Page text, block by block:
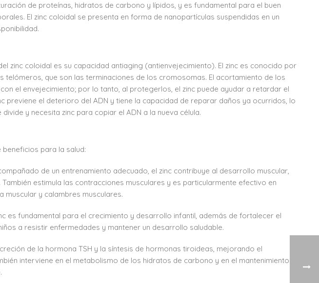
de proteínas, hidratos de carbono y lípidos, y es fundamental para el buen
El zinc coloidal se presenta en forma de nanopartículas suspendidas en un
zinc coloidal es su capacidad antiaging (antienvejecimiento). El zinc es conocido por
que son las terminaciones de los cromosomas. El acortamiento de los
el envejecimiento; por lo tanto, al protegerlos, el zinc puede ayudar a retardar el
previene el deterioro del ADN y tiene la capacidad de reparar daños ya ocurridos, lo
y necesita zinc para copiar el ADN a la nueva célula.
para la salud:
de un entrenamiento adecuado, el zinc contribuye al desarrollo muscular,
estimula las contracciones musculares y es particularmente efectivo en
y calambres musculares.
es fundamental para el crecimiento y desarrollo infantil, además de fortalecer el
a resistir enfermedades y mantener un desarrollo saludable.
de la hormona TSH y la síntesis de hormonas tiroideas, mejorando el
interviene en el metabolismo de los hidratos de carbono y en el mantenimiento